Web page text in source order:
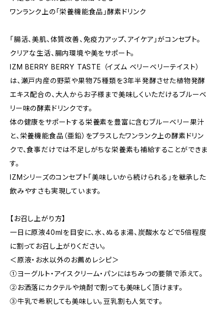
ワンランク上の「栄養機能食品」酵素ドリンク
「腸活、美肌、体質改善、免疫力アップ、アイケア」がコンセプト。
クリアな生活、腸内環境や美をサポート。
IZM BERRY BERRY TASTE （イズム ベリーベリーテイスト）
は、瀬戸内産の野菜や果物75種類を3年半発酵させた植物発酵
エキス配合の、大人からお子様まで美味しくいただけるブルーベ
リー味の酵素ドリンクです。
体の健康をサポートする栄養素を豊富に含むブルーベリー果汁
と、栄養機能食品（亜鉛）をプラスしたワンランク上の酵素ドリン
クで、食事だけでは不足しがちな栄養素も補給することができま
す。
IZMシリーズのコンセプト「美味しいから続けられる」を継承した
飲みやすさも実現しています。
【お召し上がり方】
一日に原液40mlを目安に、水、ぬるま湯、炭酸水などで5倍程度
に割ってお召し上がりください。
＜原液・お水以外のお薦めレシピ＞
①ヨーグルト・アイスクリーム・パンにはちみつの要領で添えて。
②お洒落にカクテルや焼酎で割っても美味しく頂けます。
③牛乳で希釈しても美味しい。豆乳割も人気です。